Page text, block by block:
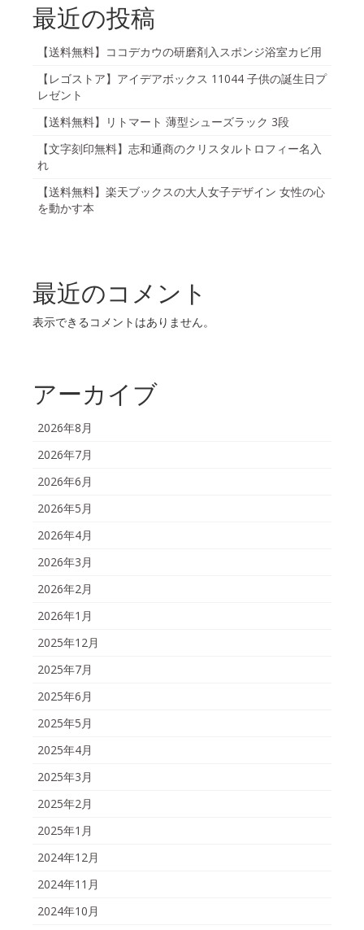
最近の投稿
【送料無料】ココデカウの研磨剤入スポンジ浴室カビ用
【レゴストア】アイデアボックス 11044 子供の誕生日プ
レゼント
【送料無料】リトマート 薄型シューズラック 3段
【文字刻印無料】志和通商のクリスタルトロフィー名入
れ
【送料無料】楽天ブックスの大人女子デザイン 女性の心
を動かす本
最近のコメント
表示できるコメントはありません。
アーカイブ
2026年8月
2026年7月
2026年6月
2026年5月
2026年4月
2026年3月
2026年2月
2026年1月
2025年12月
2025年7月
2025年6月
2025年5月
2025年4月
2025年3月
2025年2月
2025年1月
2024年12月
2024年11月
2024年10月